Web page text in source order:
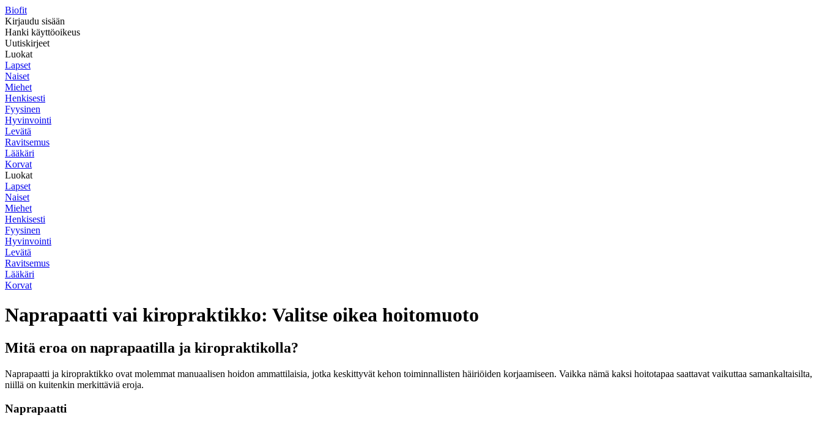
Biofit
Kirjaudu sisään
Hanki käyttöoikeus
Uutiskirjeet
Luokat
Lapset
Naiset
Miehet
Henkisesti
Fyysinen
Hyvinvointi
Levätä
Ravitsemus
Lääkäri
Korvat
Luokat
Lapset
Naiset
Miehet
Henkisesti
Fyysinen
Hyvinvointi
Levätä
Ravitsemus
Lääkäri
Korvat
Naprapaatti vai kiropraktikko: Valitse oikea hoitomuoto
Mitä eroa on naprapaatilla ja kiropraktikolla?
Naprapaatti ja kiropraktikko ovat molemmat manuaalisen hoidon ammattilaisia, jotka keskittyvät kehon toiminnallisten häiriöiden korjaamiseen. Vaikka nämä kaksi hoitotapaa saattavat vaikuttaa samankaltaisilta,
niillä on kuitenkin merkittäviä eroja.
Naprapaatti